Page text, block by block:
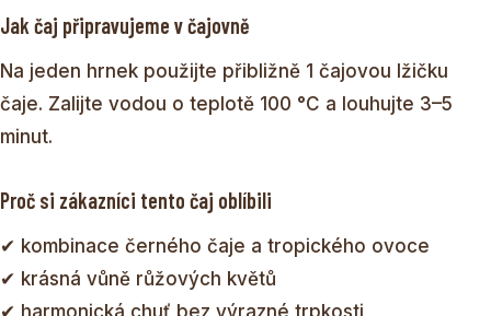
Jak čaj připravujeme v čajovně
Na jeden hrnek použijte přibližně 1 čajovou lžičku
čaje. Zalijte vodou o teplotě 100 °C a louhujte 3–5
minut.
Proč si zákazníci tento čaj oblíbili
✔ kombinace černého čaje a tropického ovoce
✔ krásná vůně růžových květů
✔ harmonická chuť bez výrazné trpkosti